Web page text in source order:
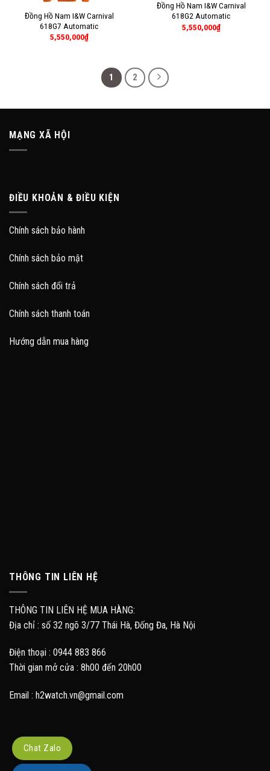
Đồng Hồ Nam I&W Carnival
618G7 Automatic
5,550,000₫
Đồng Hồ Nam I&W Carnival
618G2 Automatic
5,550,000₫
1 2
MẠNG XÃ HỘI
ĐIỀU KHOẢN & ĐIỀU KIỆN
Chính sách bảo hành
Chính sách bảo mật
Chính sách đổi trả
Chính sách thanh toán
Hướng dẫn mua hàng
THÔNG TIN LIÊN HỆ
THÔNG TIN LIÊN HỆ MUA HÀNG:
Địa chỉ : số 32 ngõ 3/77 Thái Hà, Đống Đa, Hà Nội
Điện thoại : 0944 883 866
Thời gian mở cửa : 8h00 đến 20h00
Email : h2watch.vn@gmail.com
Chat Zalo